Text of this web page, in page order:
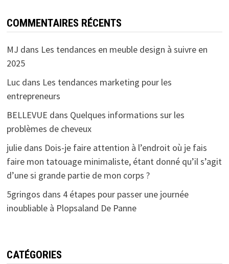
COMMENTAIRES RÉCENTS
MJ dans Les tendances en meuble design à suivre en
2025
Lucdans Les tendances marketing pour les
entrepreneurs
BELLEVUE dans Quelques informations sur les
problèmes de cheveux
juliedans Dois-je faire attention à l’endroit où je fais
faire mon tatouage minimaliste, étant donné qu’il s’agit
d’une si grande partie de mon corps ?
5gringos dans 4 étapes pour passer une journée
inoubliable à Plopsaland De Panne
CATÉGORIES